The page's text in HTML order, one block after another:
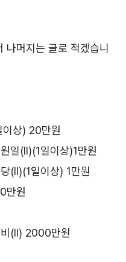
나머지는 글로 적겠습니
이상) 20만원
일(ll)(1일이상)1만원
(ll)(1일이상) 1만원
만원
비(ll) 2000만원